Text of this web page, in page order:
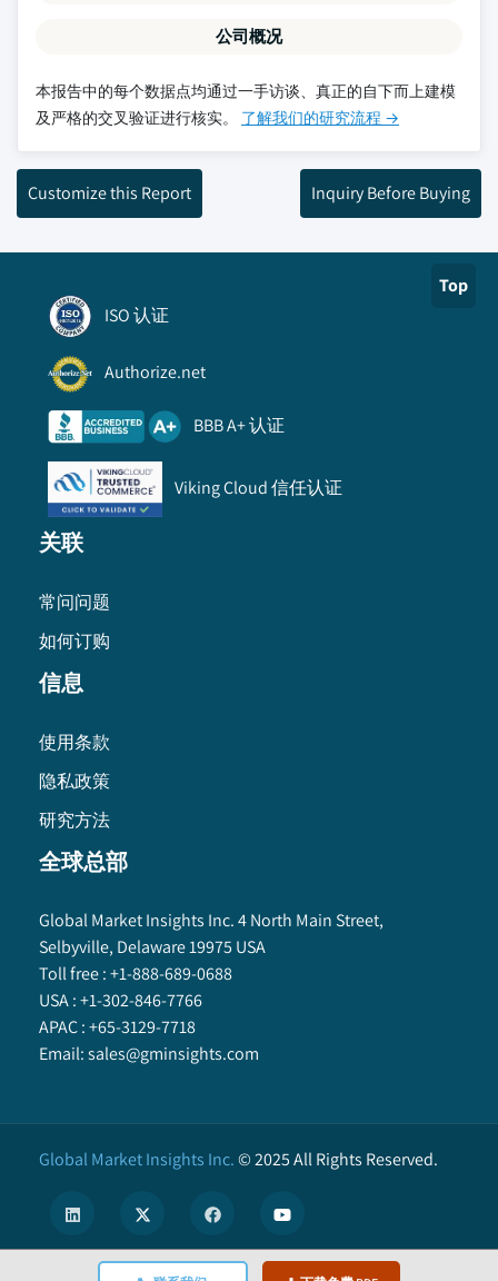
公司概况
本报告中的每个数据点均通过一手访谈、真正的自下而上建模
及严格的交叉验证进行核实。 了解我们的研究流程 →
Customize this Report Inquiry Before Buying
Top
ISO 认证
Authorize.net
BBB A+ 认证
Viking Cloud 信任认证
关联
常问问题
如何订购
信息
使用条款
隐私政策
研究方法
全球总部
Global Market Insights Inc. 4 North Main Street,
Selbyville, Delaware 19975 USA
Toll free :+1-888-689-0688
USA :+1-302-846-7766
APAC :+65-3129-7718
Email:sales@gminsights.com
Global Market Insights Inc.©2025All Rights Reserved.